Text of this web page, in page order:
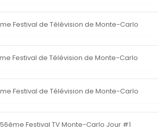
Festival de Télévision de Monte-Carlo
Festival de Télévision de Monte-Carlo
Festival de Télévision de Monte-Carlo
56ème Festival TV Monte-Carlo Jour #1